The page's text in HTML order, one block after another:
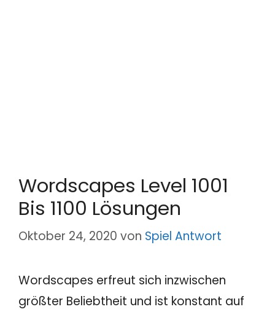
Wordscapes Level 1001
Bis 1100 Lösungen
Oktober 24, 2020 von Spiel Antwort
Wordscapes erfreut sich inzwischen
größter Beliebtheit und ist konstant auf